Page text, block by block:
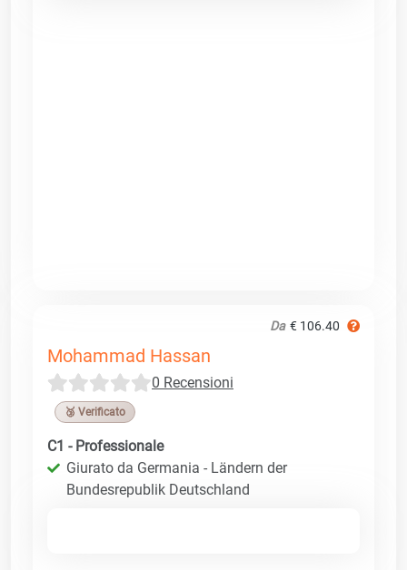
Da € 106.40
Mohammad Hassan
0 Recensioni
🥉 Verificato
C1 - Professionale
Giurato da Germania - Ländern der
Bundesrepublik Deutschland